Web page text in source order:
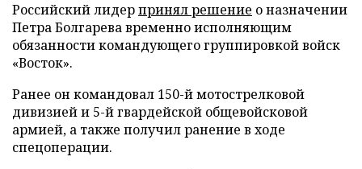
Российский лидерпринял решение о назначении
Петра Болгарева временно исполняющим
обязанности командующего группировкой войск
«Восток».
Ранее он командовал 150-й мотострелковой
дивизией и 5-й гвардейской общевойсковой
армией, а также получил ранение в ходе
спецоперации.